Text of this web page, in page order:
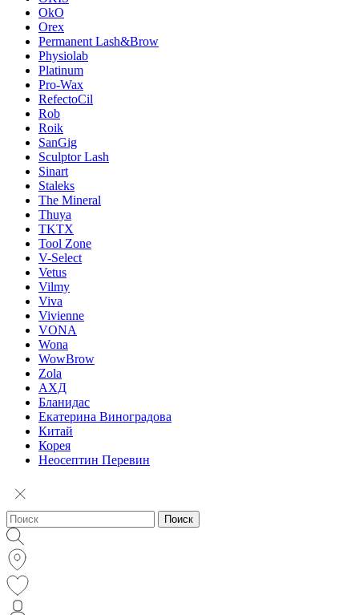
OkO
Orex
Permanent Lash&Brow
Physiolab
Platinum
Pro-Wax
RefectoCil
Rob
Roik
SanGig
Sculptor Lash
Sinart
Staleks
The Mineral
Thuya
TKTX
Tool Zone
V-Select
Vetus
Vilmy
Viva
Vivienne
VONA
Wona
WowBrow
Zola
АХД
Бланидас
Екатерина Виноградова
Китай
Корея
Неосептин Перевин
Поиск